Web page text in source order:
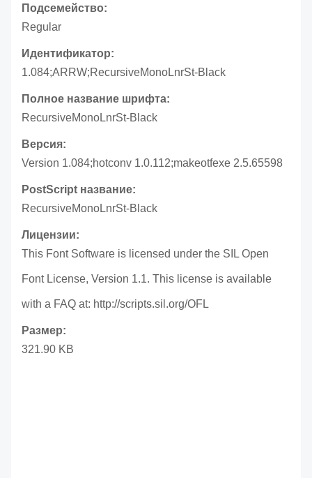
Подсемейство:
Regular
Идентификатор:
1.084;ARRW;RecursiveMonoLnrSt-Black
Полное название шрифта:
RecursiveMonoLnrSt-Black
Версия:
Version 1.084;hotconv 1.0.112;makeotfexe 2.5.65598
PostScript название:
RecursiveMonoLnrSt-Black
Лицензии:
This Font Software is licensed under the SIL Open
Font License, Version 1.1. This license is available
with a FAQ at: http://scripts.sil.org/OFL
Размер:
321.90 KB